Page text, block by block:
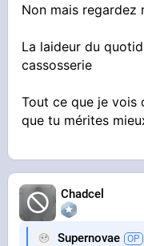
Non mais
La laideur du
cassosserie
Tout ce que je vois
que tu mérites
Chadcel
Supernovae